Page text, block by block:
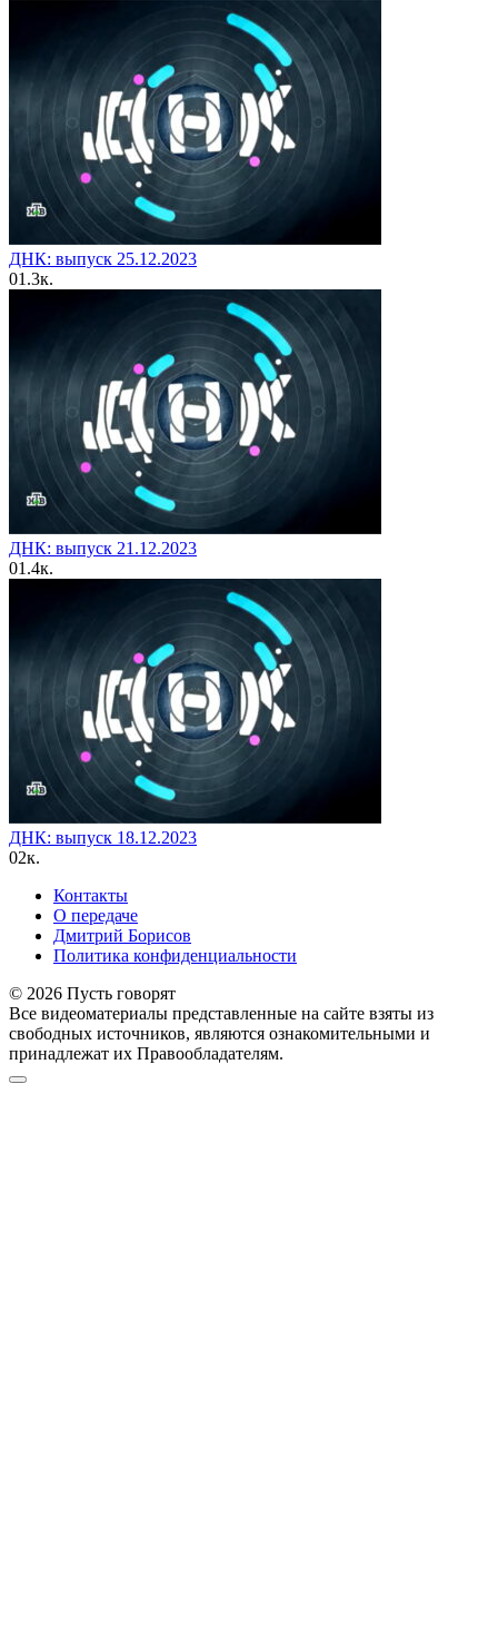
ДНК: выпуск 25.12.2023
01.3к.
ДНК: выпуск 21.12.2023
01.4к.
ДНК: выпуск 18.12.2023
02к.
Контакты
О передаче
Дмитрий Борисов
Политика конфиденциальности
© 2026 Пусть говорят
Все видеоматериалы представленные на сайте взяты из
свободных источников, являются ознакомительными и
принадлежат их Правообладателям.